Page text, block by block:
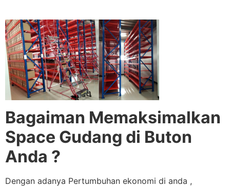
Bagaiman Memaksimalkan
Space Gudang di Buton
Anda ?
Dengan adanya Pertumbuhan ekonomi di anda ,